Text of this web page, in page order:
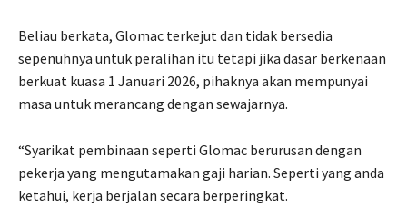
Beliau berkata, Glomac terkejut dan tidak bersedia
sepenuhnya untuk peralihan itu tetapi jika dasar berkenaan
berkuat kuasa 1 Januari 2026, pihaknya akan mempunyai
masa untuk merancang dengan sewajarnya.
“Syarikat pembinaan seperti Glomac berurusan dengan
pekerja yang mengutamakan gaji harian. Seperti yang anda
ketahui, kerja berjalan secara berperingkat.